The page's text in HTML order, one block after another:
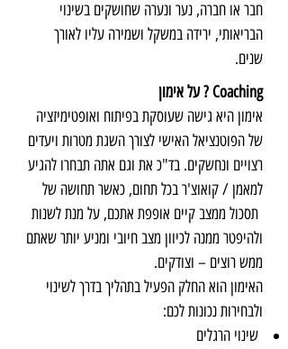
חבר או חברה, נער ונערה שחושקים בשינוי
הבריאותי, ירידה במשקל ושמירה עליו לאורך
שנים.
Coaching ? על אימון
אימון היא גישה שעוסקת בפיתוח ואופטימיזציה
של הפוטנציאל האישי לצורך השגת מטרות ויעדים
רצויים ונחשקים. בד"כ את וגם אתה תבחרו להגיע
למאמן / קואוצ'ר בכל תחום, כאשר תחושה של
תסכול ממצב קיים אופפת אתכם, על מנת לשנות
ולהיפטר ממנה לכיוון מצב חיובי ומניע יותר שאתם
ממש רוצים – וצודקים.
האימון הוא החלק הפעיל בתהליך בדרך לשינוי
ולבחירות נכונות לכם:
שינוי הרגלים